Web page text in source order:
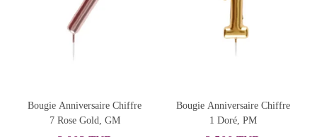
Chiffre
Bougie Anniversaire Chiffre
Bougie Argent avec
Paillettes ,